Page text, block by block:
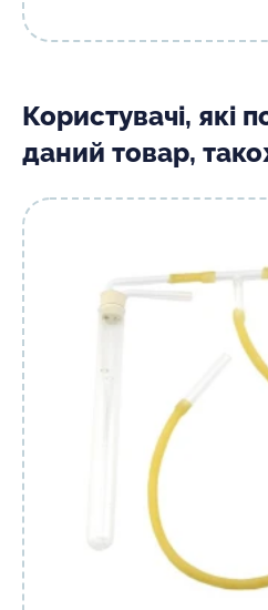
Користувачі, які
даний товар,